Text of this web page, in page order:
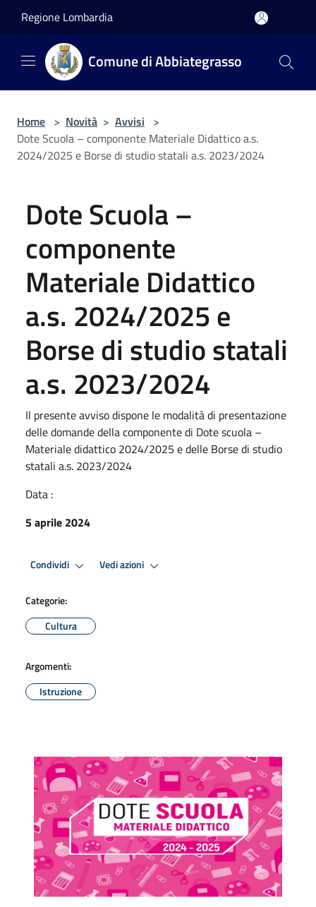
Regione Lombardia
Comune di Abbiategrasso
Home > Novità > Avvisi >
Dote Scuola – componente Materiale Didattico a.s.
2024/2025 e Borse di studio statali a.s. 2023/2024
Dote Scuola –
componente
Materiale Didattico
a.s. 2024/2025 e
Borse di studio statali
a.s. 2023/2024
Il presente avviso dispone le modalità di presentazione
delle domande della componente di Dote scuola –
Materiale didattico 2024/2025 e delle Borse di studio
statali a.s. 2023/2024
Data :
5 aprile 2024
Condividi Vedi azioni
Categorie:
Cultura
Argomenti:
Istruzione